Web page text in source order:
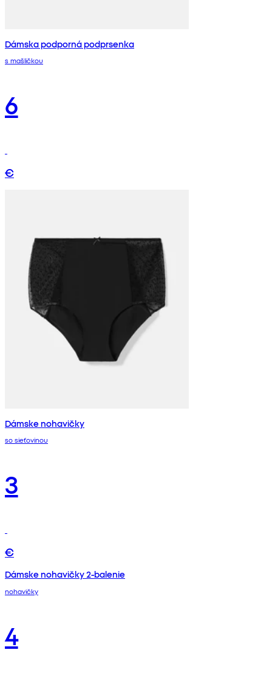
Dámska podporná podprsenka
s mašličkou
6
€
Dámske nohavičky
so sieťovinou
3
€
Dámske nohavičky 2-balenie
nohavičky
4